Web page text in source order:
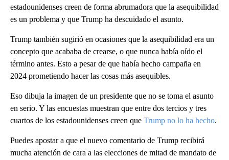
estadounidenses creen de forma abrumadora que la asequibilidad
es un problema y que Trump ha descuidado el asunto.
Trump también sugirió en ocasiones que la asequibilidad era un
concepto que acababa de crearse, o que nunca había oído el
término antes. Esto a pesar de que había hecho campaña en
2024 prometiendo hacer las cosas más asequibles.
Eso dibuja la imagen de un presidente que no se toma el asunto
en serio. Y las encuestas muestran que entre dos tercios y tres
cuartos de los estadounidenses creen que Trump no lo ha hecho.
Puedes apostar a que el nuevo comentario de Trump recibirá
mucha atención de cara a las elecciones de mitad de mandato de